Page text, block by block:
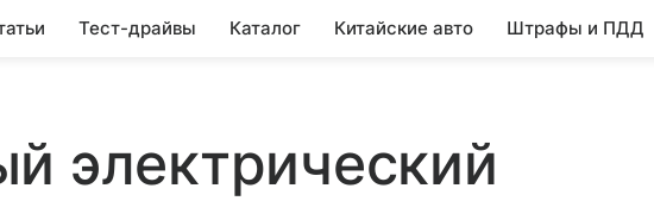
Тест-драйвы Каталог Китайские авто Штрафы и ПДД
электрический